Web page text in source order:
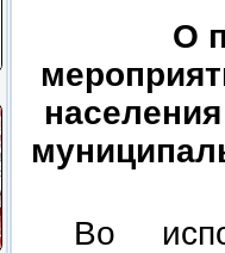
О
Во